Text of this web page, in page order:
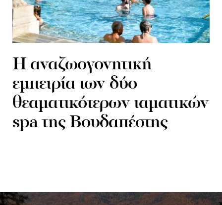
H αναζωογονητική
εμπειρία των δύο
θεαματικότερων ιαματικών
spa της Βουδαπέστης